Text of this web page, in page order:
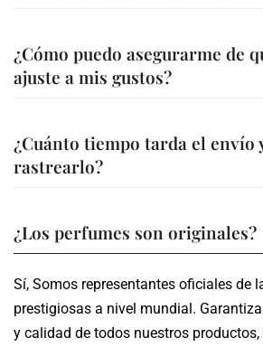
comodidad
Credishop)
¿Cómo puedo asegurarme de
ajuste a mis gustos?
la fragancia ideal. Además, en la
perfume encontrarás información
¿Cuánto tiempo tarda el envío
rastrearlo?
dependiendo de tu ubicación.
Te proporcionamos un número de
puedas monitorear el estado de tu
¿Los perfumes son originales?
Sí, Somos representantes oficiales de
prestigiosas a nivel mundial.
y calidad de todos nuestros